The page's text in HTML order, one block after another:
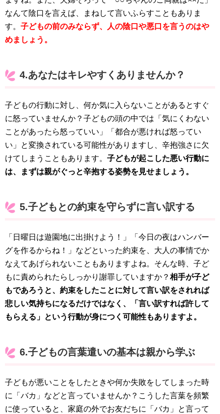
なんて陰口を言えば、まねして言いふらすこともありま
す。 子どもの前のみならず、人の陰口や悪口を言うのはや
めましょう。
4.あなたはキレやすくありませんか？
子どもの行動に対し、何か気に入らないことがあるとすぐ
に怒っていませんか？子どもの頭の中では「気にくわない
ことがあったら怒っていい」「都合が悪ければ怒ってい
い」と変換されている可能性がありますし、辛抱強さに欠
けてしまうこともあります。 子どもが起こした悪い行動に
は、まずは親がぐっと辛抱する姿勢を見せましょう。
5.子どもとの約束を守らずに言い訳する
「日曜日は遊園地に出掛けよう！」「今日の夜はハンバー
グを作るからね！」などといった約束を、大人の事情でか
なえてあげられないこともありますよね。そんな時、子ど
もに責められたらしっかり謝罪していますか？ 相手が子ど
もであろうと、約束をしたことに対して言い訳をされれば
悲しい気持ちになるだけではなく、「言い訳すれば許して
もらえる」という行動が身につく可能性もありますよ。
6.子どもの言葉遣いの基本は親から学ぶ
子どもが悪いことをしたときや何か失敗をしてしまった時
に「バカ」などと言っていませんか？こうした言葉を頻繁
に使っていると、家庭の外でお友だちに「バカ」と言って